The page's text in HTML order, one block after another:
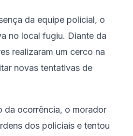
da equipe policial, o
no local fugiu. Diante da
realizaram um cerco na
novas tentativas de
da ocorrência, o morador
dos policiais e tentou